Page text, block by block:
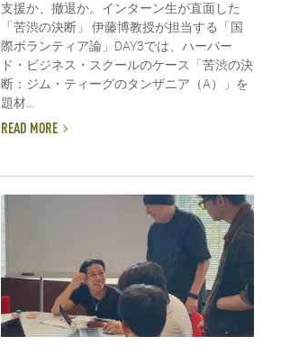
支援か、撤退か。インターン生が直面した
「苦渋の決断」 伊藤博教授が担当する「国
際ボランティア論」DAY3では、ハーバー
ド・ビジネス・スクールのケース「苦渋の決
断：ジム・ティーグのタンザニア（A）」を
題材...
READ MORE